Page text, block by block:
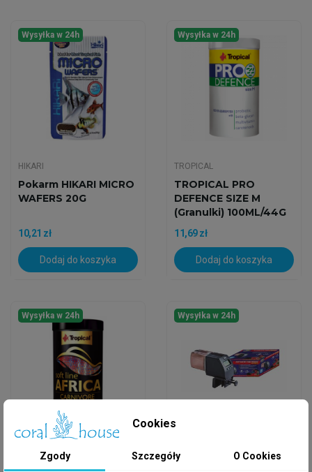
Wysyłka w 24h
HIKARI
Pokarm HIKARI MICRO
WAFERS 20G
10,21 zł
Dodaj do koszyka
Wysyłka w 24h
TROPICAL
TROPICAL PRO
DEFENCE SIZE M
(granulki) 100ML/44G
11,69 zł
Dodaj do koszyka
Wysyłka w 24h
TROPICAL SOFT LINE
Wysyłka w 24h
Karmnik
Cookies
Zgody Szczegóły O Cookies